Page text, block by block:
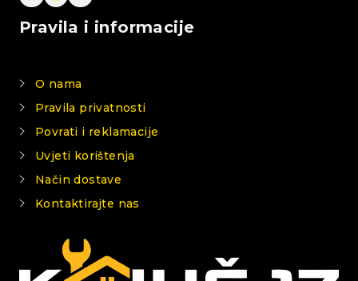
Pravila i informacije
O nama
Pravila privatnosti
Povrati i reklamacije
Uvjeti korištenja
Način dostave
Kontaktirajte nas